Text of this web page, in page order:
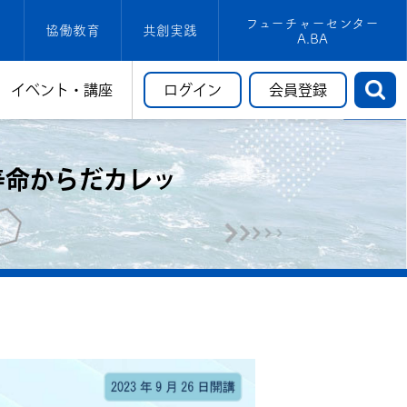
協働教育 共創実践
フューチャーセンター
A.BA
イベント・講座 ログイン 会員登録
からだカレッ